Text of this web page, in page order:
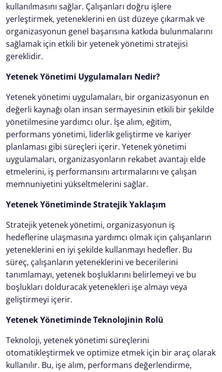
kullanılmasını sağlar. Çalışanları doğru işlere
yerleştirmek, yeteneklerini en üst düzeye çıkarmak ve
organizasyonun genel başarısına katkıda bulunmalarını
sağlamak için etkili bir yetenek yönetimi stratejisi
gereklidir.
Yetenek Yönetimi Uygulamaları Nedir?
Yetenek yönetimi uygulamaları, bir organizasyonun en
değerli kaynağı olan insan sermayesinin etkili bir şekilde
yönetilmesine yardımcı olur. İşe alım, eğitim,
performans yönetimi, liderlik geliştirme ve kariyer
planlaması gibi süreçleri içerir. Yetenek yönetimi
uygulamaları, organizasyonların rekabet avantajı elde
etmelerini, iş performansını artırmalarını ve çalışan
memnuniyetini yükseltmelerini sağlar.
Yetenek Yönetiminde Stratejik Yaklaşım
Stratejik yetenek yönetimi, organizasyonun iş
hedeflerine ulaşmasına yardımcı olmak için çalışanların
yeteneklerini en iyi şekilde kullanmayı hedefler. Bu
süreç, çalışanların yeteneklerini ve becerilerini
tanımlamayı, yetenek boşluklarını belirlemeyi ve bu
boşlukları dolduracak yetenekleri işe almayı veya
geliştirmeyi içerir.
Yetenek Yönetiminde Teknolojinin Rolü
Teknoloji, yetenek yönetimi süreçlerini
otomatikleştirmek ve optimize etmek için bir araç olarak
kullanılır. Bu, işe alım, performans değerlendirme,